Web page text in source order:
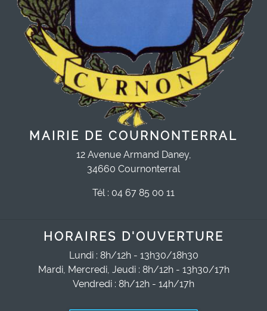
MAIRIE DE COURNONTERRAL
12 Avenue Armand Daney,
34660 Cournonterral
Tél : 04 67 85 00 11
HORAIRES D'OUVERTURE
Lundi : 8h/12h - 13h30/18h30
Mardi, Mercredi, Jeudi : 8h/12h - 13h30/17h
Vendredi : 8h/12h - 14h/17h